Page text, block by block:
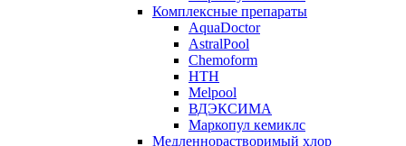
Комплексные препараты
AquaDoctor
AstralPool
Chemoform
HTH
Melpool
ВДЭКСИМА
Маркопул кемиклс
Медленнорастворимый хлор